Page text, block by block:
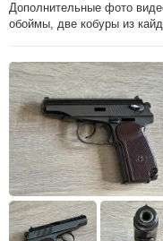
Дополнительные фото
обоймы, две кобуры из